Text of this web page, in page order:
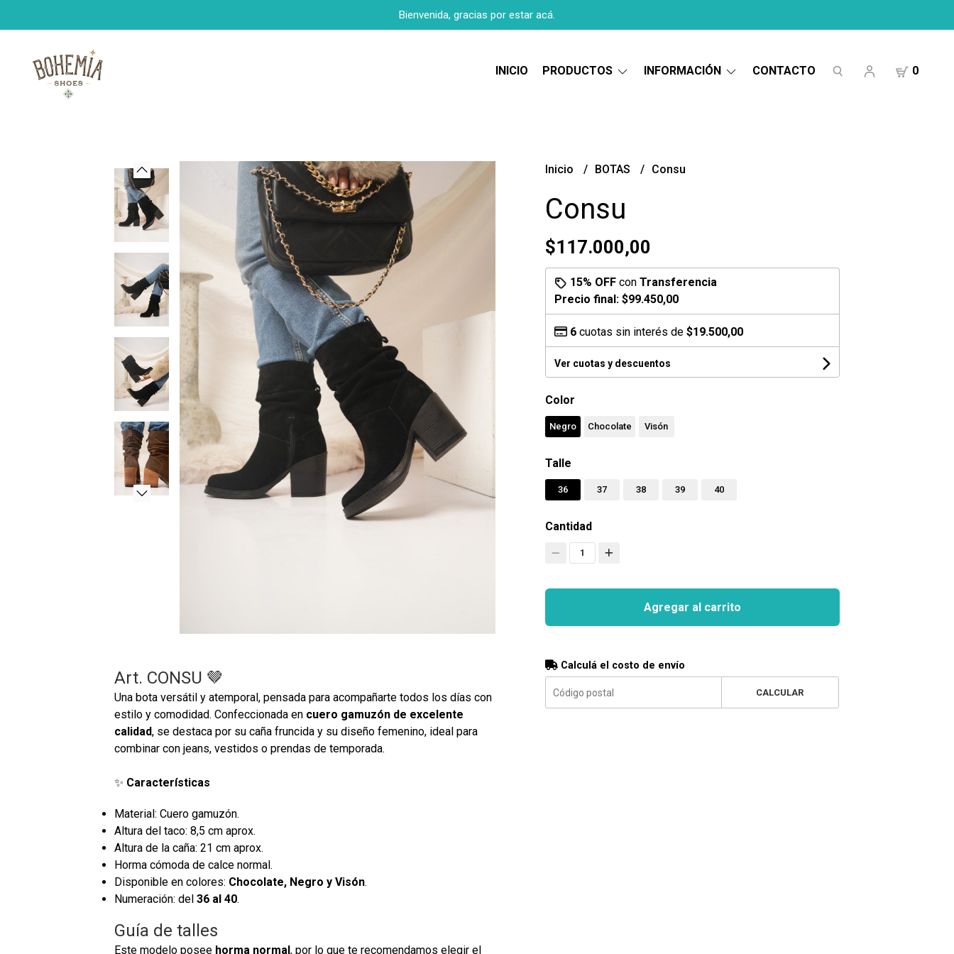
Bienvenida, gracias por estar acá.
INICIO PRODUCTOS INFORMACIÓN CONTACTO 0
Art. CONSU 🤎
Una bota versátil y atemporal, pensada para acompañarte todos los días con
estilo y comodidad. Confeccionada en cuero gamuzón de excelente
calidad, se destaca por su caña fruncida y su diseño femenino, ideal para
combinar con jeans, vestidos o prendas de temporada.
✨ Características
Material: Cuero gamuzón.
Altura del taco: 8,5 cm aprox.
Altura de la caña: 21 cm aprox.
Horma cómoda de calce normal.
Disponible en colores: Chocolate, Negro y Visón.
Numeración: del36 al 40.
Guía de talles
Este modelo posee horma normal, por lo que te recomendamos elegir el
Inicio BOTAS Consu
Consu
$117.000,00
15% OFFcon Transferencia
Precio final: $99.450,00
6cuotas sin interés de $19.500,00
Ver cuotas y descuentos
Color
Negro Chocolate Visón
Talle
36 37 38 39 40
Cantidad
1
Agregar al carrito
Calculá el costo de envío
CALCULAR